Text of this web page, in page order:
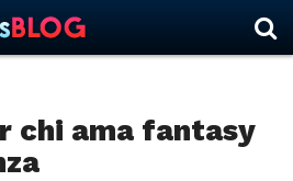
chi ama fantasy